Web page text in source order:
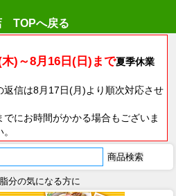
TOPへ戻る
)～8月16日(日)まで夏季休業
信は8月17日(月)より順次対応させ
にお時間がかかる場合もございま
分の気になる方に